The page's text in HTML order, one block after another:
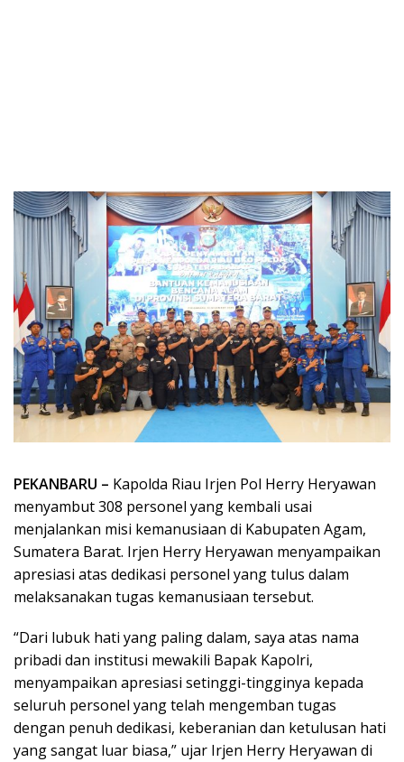
PEKANBARU – Kapolda Riau Irjen Pol Herry Heryawan
menyambut 308 personel yang kembali usai
menjalankan misi kemanusiaan di Kabupaten Agam,
Sumatera Barat. Irjen Herry Heryawan menyampaikan
apresiasi atas dedikasi personel yang tulus dalam
melaksanakan tugas kemanusiaan tersebut.
“Dari lubuk hati yang paling dalam, saya atas nama
pribadi dan institusi mewakili Bapak Kapolri,
menyampaikan apresiasi setinggi-tingginya kepada
seluruh personel yang telah mengemban tugas
dengan penuh dedikasi, keberanian dan ketulusan hati
yang sangat luar biasa,” ujar Irjen Herry Heryawan di